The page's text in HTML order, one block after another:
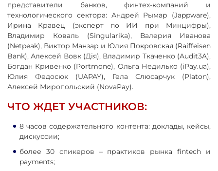
представители банков, финтех-компаний и
технологического сектора: Андрей Рымар (Jappware),
Ирина Кравец (эксперт по ИИ при Минцифры),
Владимир Коваль (Singularika), Валерия Иванова
(Netpeak), Виктор Манзар и Юлия Покровская (Raiffeisen
Bank), Алексей Вовк (Дія), Владимир Ткаченко (Audit3A),
Богдан Кривенко (Portmone), Ольга Недилько (iPay.ua),
Юлия Федосюк (UAPAY), Гела Слюсарчук (Platon),
Алексей Миропольский (NovaPay).
ЧТО ЖДЕТ УЧАСТНИКОВ:
8 часов содержательного контента: доклады, кейсы,
дискуссии;
более 30 спикеров – практиков рынка fintech и
payments;